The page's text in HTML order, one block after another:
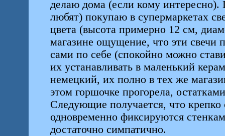
делаю дома (если кому интересно).
любят) покупаю в супермаркетах
цвета (высота примерно 12 см,
магазине ощущение, что эти свечи
сами по себе (спокойно можно
их устанавливать в маленький
немецкий, их полно в тех же
этом горшочке прогорела,
Следующие получается, что крепко
одновременно фиксируются
достаточно симпатично.